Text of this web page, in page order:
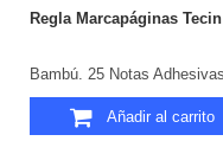
Regla Marcapáginas Tecin
Añadir al carrito